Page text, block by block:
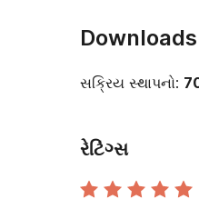
સક્રિય સ્થાપનો:
રેટિંગ્સ